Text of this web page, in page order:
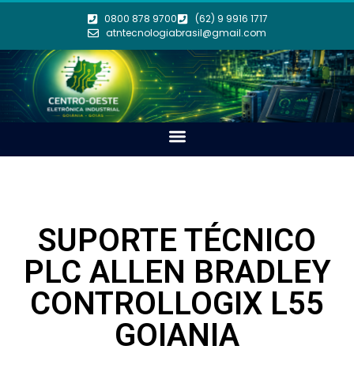
0800 878 9700
(62) 9 9916 1717
atntecnologiabrasil@gmail.com
SUPORTE TÉCNICO
PLC ALLEN BRADLEY
CONTROLLOGIX L55
GOIANIA